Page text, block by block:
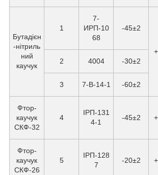
Бутадієн
-нітриль
ний
каучук
1
7-
ИРП-10
68
-45±2
2
4004 -30±2
3 7-В-14-1 -60±2
Фтор-
каучук
СКФ-32
4
ІРП-131
4-1
-45±2
Фтор-
каучук
СКФ-26
5
ІРП-128
7
-20±2